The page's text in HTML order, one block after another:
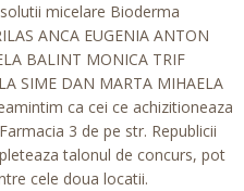
micelare Bioderma
ANCA EUGENIA ANTON
BALINT MONICA TRIF
SIME DAN MARTA MIHAELA
ca cei ce achizitioneaza
3 de pe str. Republicii
talonul de concurs, pot
cele doua locatii.